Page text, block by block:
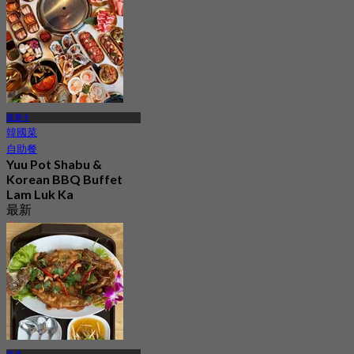
隆麓卡
韓國菜
自助餐
Yuu Pot Shabu &
Korean BBQ Buffet
Lam Luk Ka
最新
4.9
起 ฿ 299